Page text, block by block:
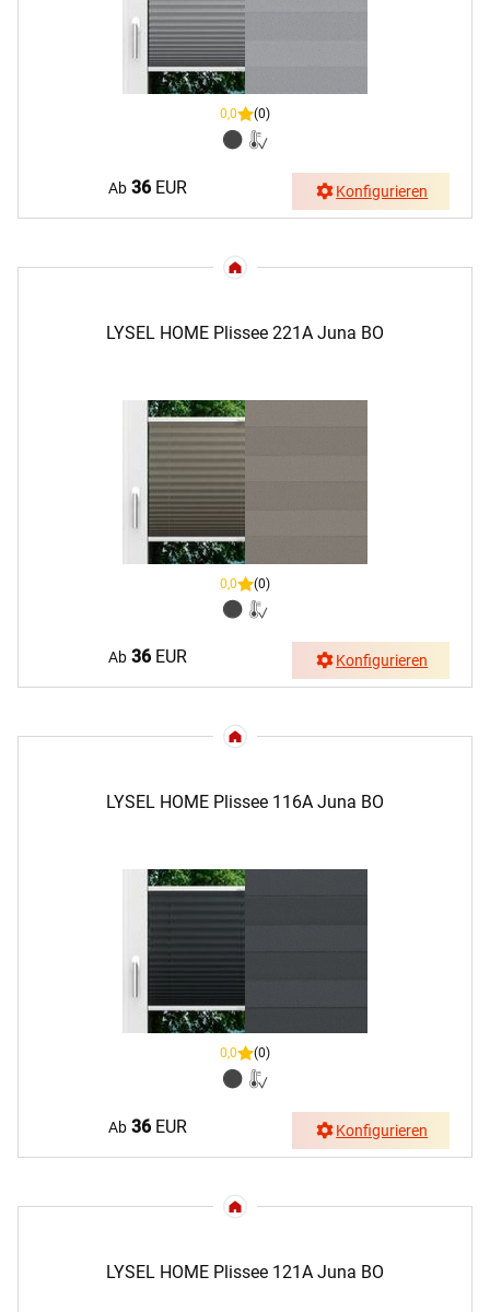
0,0 (0)
Ab 36 EUR Konfigurieren
LYSEL HOME Plissee 221A Juna BO
0,0 (0)
Ab 36 EUR Konfigurieren
LYSEL HOME Plissee 116A Juna BO
0,0 (0)
Ab 36 EUR Konfigurieren
LYSEL HOME Plissee 121A Juna BO